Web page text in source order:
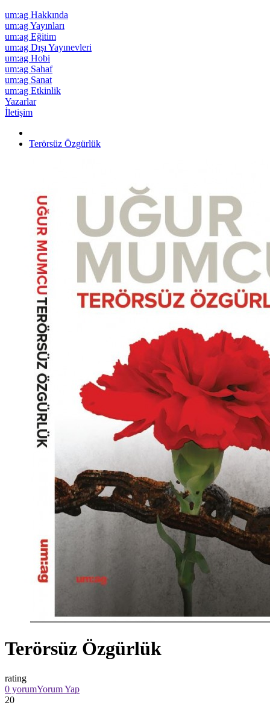
um:ag Hakkında
um:ag Yayınları
um:ag Eğitim
um:ag Dışı Yayınevleri
um:ag Hobi
um:ag Sahaf
um:ag Sanat
um:ag Etkinlik
Yazarlar
İletişim
Terörsüz Özgürlük
Terörsüz Özgürlük
rating
0 yorumYorum Yap
20